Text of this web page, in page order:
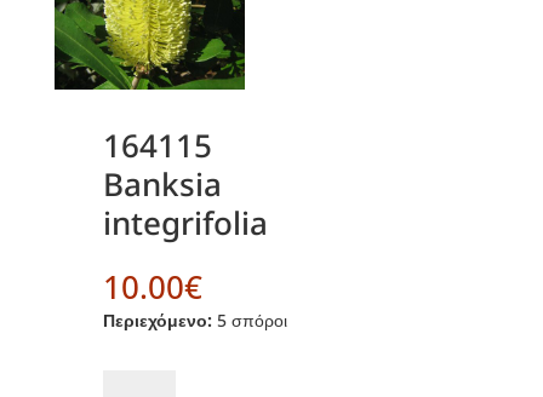
164115
Banksia
integrifolia
10.00€
Περιεχόμενο: 5 σπόροι